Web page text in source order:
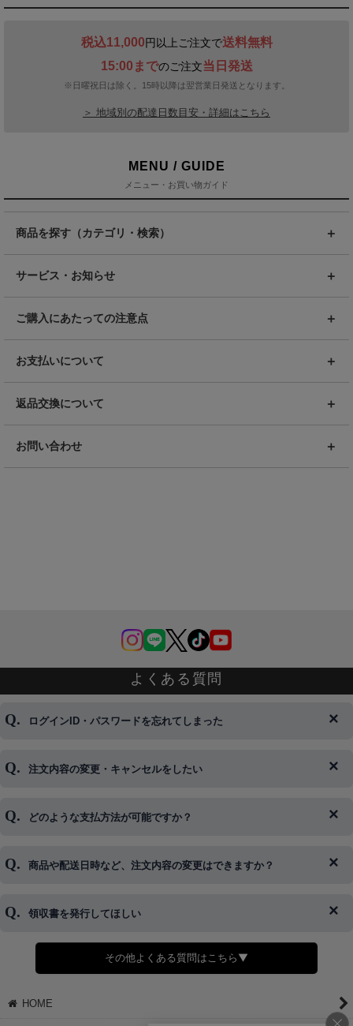
税込11,000円以上ご注文で送料無料
15:00までのご注文当日発送
※日曜祝日は除く。15時以降は翌営業日発送となります。
＞ 地域別の配達日数目安・詳細はこちら
MENU / GUIDE
メニュー・お買い物ガイド
商品を探す（カテゴリ・検索）
サービス・お知らせ
ご購入にあたっての注意点
お支払いについて
返品交換について
お問い合わせ
よくある質問
ログインID・パスワードを忘れてしまった
◆下記ページより、ログインIDの変更が可能です。
注文内容の変更・キャンセルをしたい
◆即日発送を行なっている関係上、午後以降のご連絡やキャンセル
※発送後、発送準備が完了しお手続きが間に合わない場合は変更、
どのような支払方法が可能ですか？
◆代金引換・クレジットカード・携帯キャリア決済・おねだり決
商品や配送日時など、注文内容の変更はできますか？
◆商品発送前の変更は承っております。
さい。
領収書を発行してほしい
◆領収書はご希望頂いた場合のみ発行しております。
【これからご注文する場合】
STEP2「お届け先・お支払い」ページにて備考欄に下記の記載をお
その他よくある質問はこちら▼
HOME